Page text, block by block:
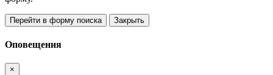
Перейти в форму поиска Закрыть
Оповещения
×